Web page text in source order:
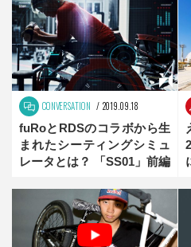
CONVERSATION 2019.09.18
fuRoとRDSのコラボから生
まれたシーティングシミュ
レータとは？ 「SS01」前編